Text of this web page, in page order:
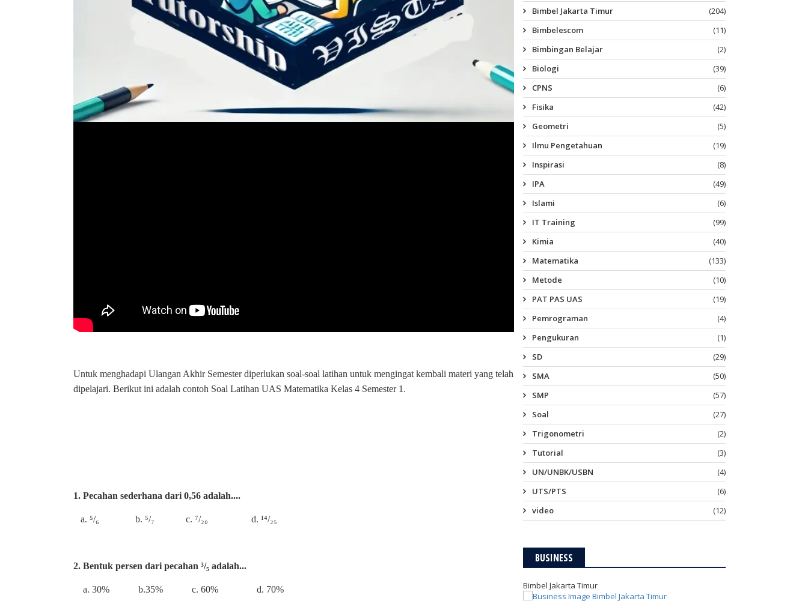
Untuk menghadapi Ulangan Akhir Semester diperlukan soal-soal latihan untuk mengingat kembali materi yang telah
dipelajari. Berikut ini adalah contoh Soal Latihan UAS Matematika Kelas 4 Semester 1.
1. Pecahan sederhana dari 0,56 adalah....
a. ⁵/₆ b. ⁵/₇ c. ⁷/₂₀ d. ¹⁴/₂₅
2. Bentuk persen dari pecahan ³/₅ adalah...
a. 30% b.35% c. 60% d. 70%
Bimbel Jakarta Timur
(204)
Bimbelescom
(11)
Bimbingan Belajar
(2)
Biologi
(39)
CPNS
(6)
Fisika
(42)
Geometri
(5)
Ilmu Pengetahuan
(19)
Inspirasi
(8)
IPA
(49)
Islami
(6)
IT Training
(99)
Kimia
(40)
Matematika
(133)
Metode
(10)
PAT PAS UAS
(19)
Pemrograman
(4)
Pengukuran
(1)
SD
(29)
SMA
(50)
SMP
(57)
Soal
(27)
Trigonometri
(2)
Tutorial
(3)
UN/UNBK/USBN
(4)
UTS/PTS
(6)
video
(12)
BUSINESS
Bimbel Jakarta Timur